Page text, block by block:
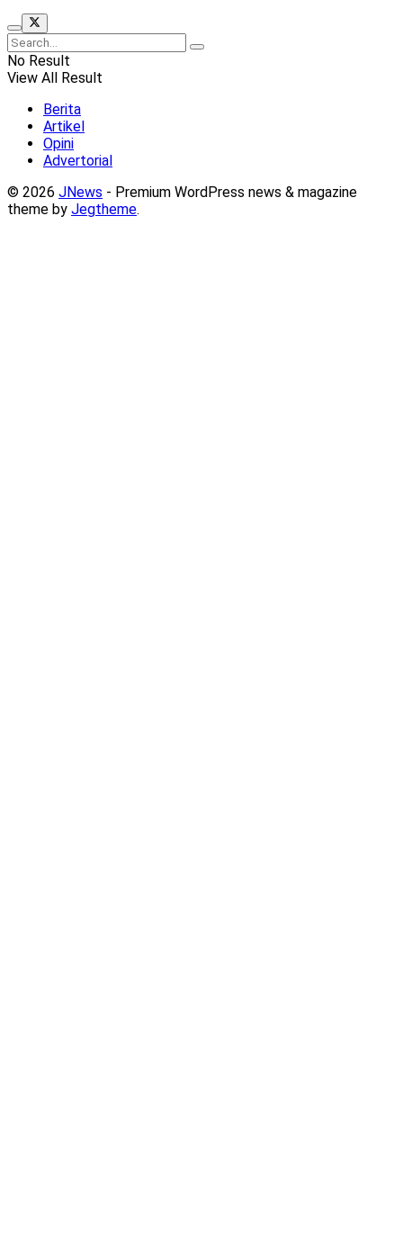
No Result
View All Result
Berita
Artikel
Opini
Advertorial
© 2026 JNews - Premium WordPress news & magazine
theme by Jegtheme.